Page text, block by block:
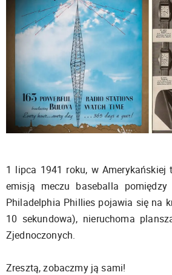
1 lipca 1941 roku, w Amerykańskiej
emisją meczu baseballa
Philadelphia Phillies pojawia się na
10 sekundowa), nieruchoma
Zjednoczonych.
Zresztą, zobaczmy ją sami!